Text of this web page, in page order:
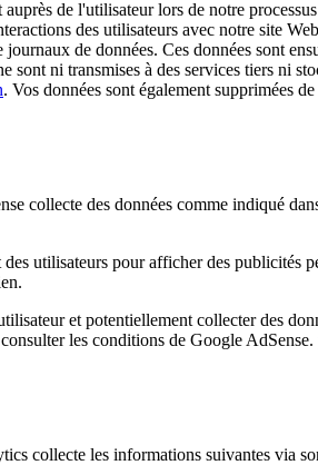
de l'utilisateur lors de notre
des utilisateurs avec notre site
de données. Ces données sont
ni transmises à des services tiers ni
. Vos données sont également supprimées
collecte des données comme indiqué
utilisateurs pour afficher des publicités
et potentiellement collecter des
les conditions de Google AdSense.
collecte les informations suivantes via